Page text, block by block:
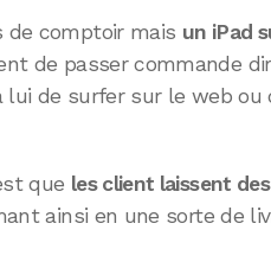
de comptoir mais un iPad
de passer commande
de surfer sur le web ou
que les client laissent
ainsi en une sorte de